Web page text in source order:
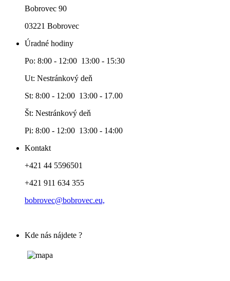
Bobrovec 90
03221 Bobrovec
Úradné hodiny
Po: 8:00 - 12:00 13:00 - 15:30
Ut: Nestránkový deň
St: 8:00 - 12:00 13:00 - 17.00
Št: Nestránkový deň
Pi: 8:00 - 12:00 13:00 - 14:00
Kontakt
+421 44 5596501
+421 911 634 355
bobrovec@bobrovec.eu,
Kde nás nájdete ?